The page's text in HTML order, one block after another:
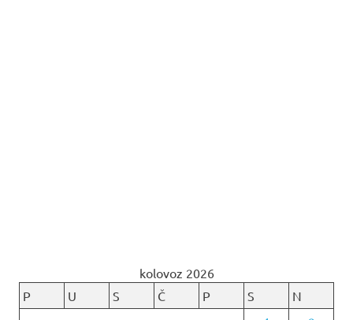
kolovoz 2026
P
U S Č P S
N